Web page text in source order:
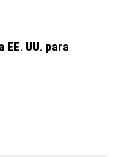
EE. UU. para